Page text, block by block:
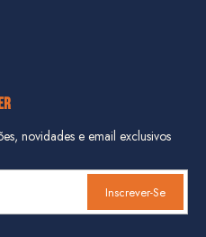
novidades e email exclusivos
Inscrever-Se